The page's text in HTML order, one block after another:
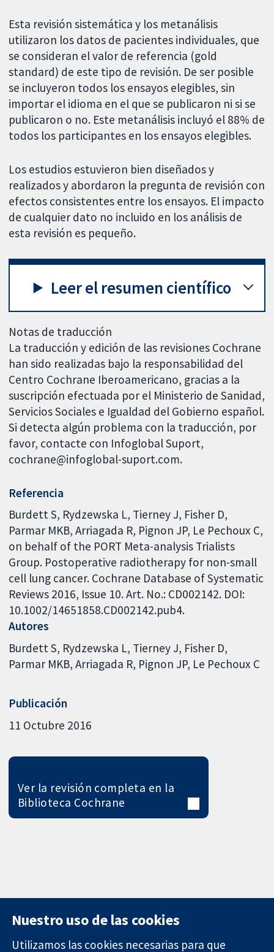
Esta revisión sistemática y los metanálisis
utilizaron los datos de pacientes individuales, que
se consideran el valor de referencia (gold
standard) de este tipo de revisión. De ser posible
se incluyeron todos los ensayos elegibles, sin
importar el idioma en el que se publicaron ni si se
publicaron o no. Este metanálisis incluyó el 88% de
todos los participantes en los ensayos elegibles.
Los estudios estuvieron bien diseñados y
realizados y abordaron la pregunta de revisión con
efectos consistentes entre los ensayos. El impacto
de cualquier dato no incluido en los análisis de
esta revisión es pequeño.
Leer el resumen científico
Notas de traducción
La traducción y edición de las revisiones Cochrane
han sido realizadas bajo la responsabilidad del
Centro Cochrane Iberoamericano, gracias a la
suscripción efectuada por el Ministerio de Sanidad,
Servicios Sociales e Igualdad del Gobierno español.
Si detecta algún problema con la traducción, por
favor, contacte con Infoglobal Suport,
cochrane@infoglobal-suport.com.
Referencia
Burdett S, Rydzewska L, Tierney J, Fisher D,
Parmar MKB, Arriagada R, Pignon JP, Le Pechoux C,
on behalf of the PORT Meta-analysis Trialists
Group. Postoperative radiotherapy for non-small
cell lung cancer. Cochrane Database of Systematic
Reviews 2016, Issue 10. Art. No.: CD002142. DOI:
10.1002/14651858.CD002142.pub4.
Autores
Burdett S Rydzewska L Tierney J Fisher D
Parmar MKB Arriagada R Pignon JP Le Pechoux C
Publicación
11 Octubre 2016
Ver la revisión completa en la
Biblioteca Cochrane
Nuestro uso de las cookies
Utilizamos las cookies necesarias para que